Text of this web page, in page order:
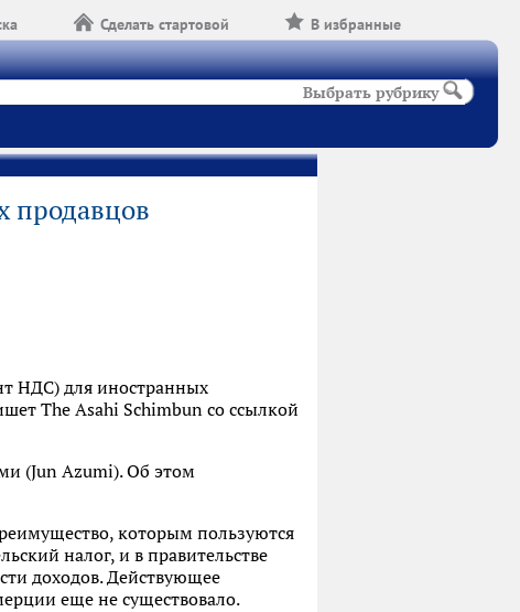
В избранные
Сделать стартовой
Выбрать рубрику
продавцов
НДС) для иностранных
The Asahi Schimbun со ссылкой
(Jun Azumi). Об этом
которым пользуются
налог, и в правительстве
доходов. Действующее
еще не существовало.